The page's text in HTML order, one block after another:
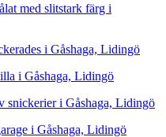
med slitstark färg i
i Gåshaga, Lidingö
i Gåshaga, Lidingö
snickerier i Gåshaga, Lidingö
i Gåshaga, Lidingö